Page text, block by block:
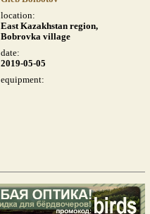
location:
East Kazakhstan region,
Bobrovka village
date:
2019-05-05
equipment: